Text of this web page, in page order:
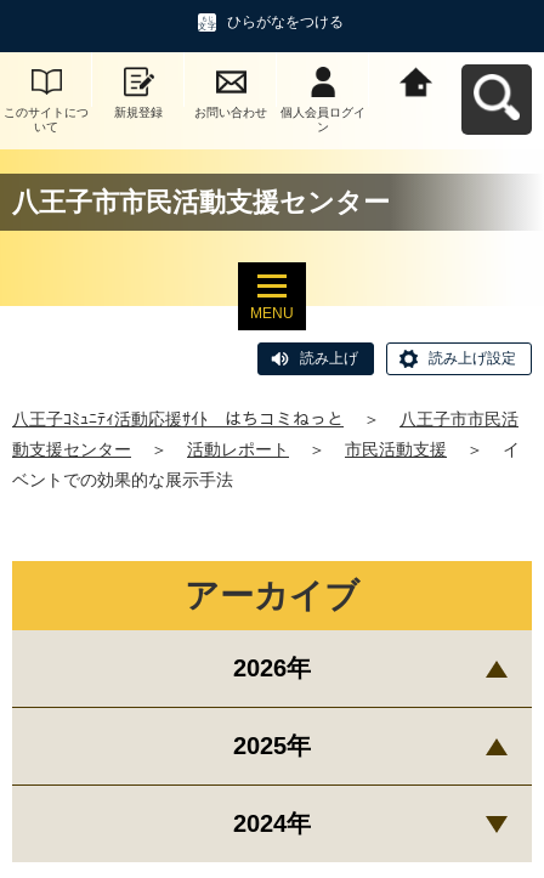
ひらがなをつける
このサイトにつ
いて
新規登録 お問い合わせ
個人会員ログイ
ン
八王子市市民活動支援センター
MENU
読み上げ 読み上げ設定
八王子ｺﾐｭﾆﾃｨ活動応援ｻｲﾄ はちコミねっと ＞
八王子市市民活
動支援センター
＞ 活動レポート ＞ 市民活動支援 ＞
イ
ベントでの効果的な展示手法
アーカイブ
2026年
2025年
2024年